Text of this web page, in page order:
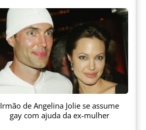
Irmão de Angelina Jolie se assume
gay com ajuda da ex-mulher